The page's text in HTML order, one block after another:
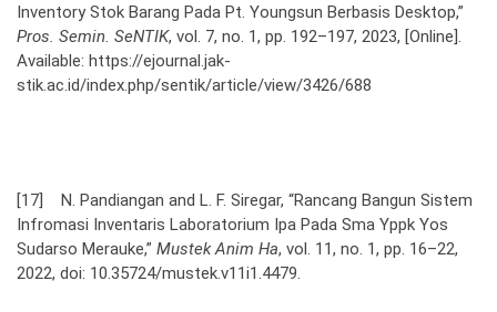
Inventory Stok Barang Pada Pt. Youngsun Berbasis Desktop,”
Pros. Semin. SeNTIK, vol. 7, no. 1, pp. 192–197, 2023, [Online].
Available: https://ejournal.jak-
stik.ac.id/index.php/sentik/article/view/3426/688
[17] N. Pandiangan and L. F. Siregar, “Rancang Bangun Sistem
Infromasi Inventaris Laboratorium Ipa Pada Sma Yppk Yos
Sudarso Merauke,” Mustek Anim Ha, vol. 11, no. 1, pp. 16–22,
2022, doi: 10.35724/mustek.v11i1.4479.